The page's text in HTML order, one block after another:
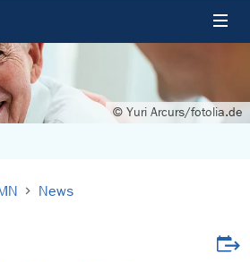
© Yuri Arcurs/fotolia.de
News